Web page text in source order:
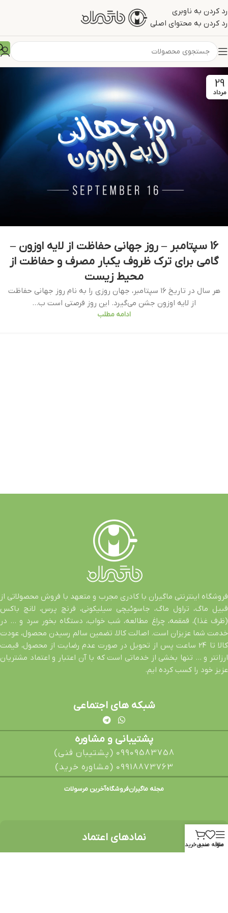
رد کردن به ناوبری
رد کردن به محتوای اصلی
29
مرداد
16 سپتامبر – روز جهانی حفاظت از لایه اوزون –
گامی برای ترک ظروف یکبار مصرف و حفاظت از
محیط زیست
هر سال در تاریخ ۱۶ سپتامبر، جهان روزی را به نام روز جهانی حفاظت
از لایه اوزون جشن می‌گیرد. این روز فرصتی است ب...
ادامه مطلب
فروشگاه اینترنتی ماگیران با کادری مجرب و متعهد با فروش محصولاتی از
قبیل ماگ، تراول ماگ، جاسوئیچی سیلیکونی، فرنچ پرس، لانچ باکس
(ظرف غذا)، قمقمه، چراغ مطالعه، شب خواب، دستگاه بخور سرد و … در
خدمت شما عزیزان است. اصالت کالا، تضمین سالم رسیدن محصول، عودت
کالا تا 24 ساعت پس از تحویل در صورت عدم رضایت از محصول، قیمت
ارزانتر و … تنها بخشی از خدماتی است که با آن اعتبار و اعتماد مشتریان
عزیز خود را کسب کرده ایم.
شبکه های اجتماعی
پشتیبانی و مشاوره
09909583758 (پشتیبان فنی)
09918873763 (مشاوره خرید)
مجله ماگیرانفروشگاهآخرین مرسولات
نمادهای اعتماد
منو
علاقه مندیسبد خرید